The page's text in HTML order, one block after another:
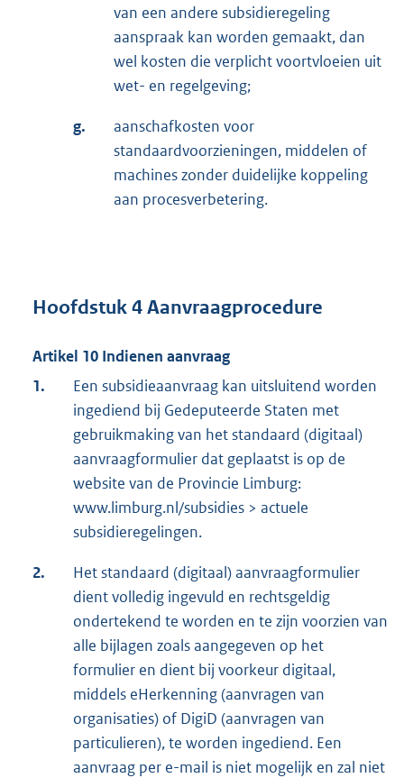
van een andere subsidieregeling
aanspraak kan worden gemaakt, dan
wel kosten die verplicht voortvloeien uit
wet- en regelgeving;
g.
aanschafkosten voor
standaardvoorzieningen, middelen of
machines zonder duidelijke koppeling
aan procesverbetering.
Hoofdstuk 4 Aanvraagprocedure
Artikel 10 Indienen aanvraag
1.
Een subsidieaanvraag kan uitsluitend worden
ingediend bij Gedeputeerde Staten met
gebruikmaking van het standaard (digitaal)
aanvraagformulier dat geplaatst is op de
website van de Provincie Limburg:
www.limburg.nl/subsidies > actuele
subsidieregelingen.
2.
Het standaard (digitaal) aanvraagformulier
dient volledig ingevuld en rechtsgeldig
ondertekend te worden en te zijn voorzien van
alle bijlagen zoals aangegeven op het
formulier en dient bij voorkeur digitaal,
middels eHerkenning (aanvragen van
organisaties) of DigiD (aanvragen van
particulieren), te worden ingediend. Een
aanvraag per e-mail is niet mogelijk en zal niet